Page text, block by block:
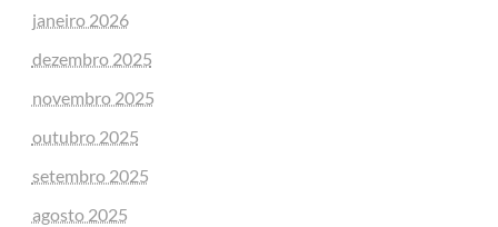
janeiro 2026
dezembro 2025
novembro 2025
outubro 2025
setembro 2025
agosto 2025